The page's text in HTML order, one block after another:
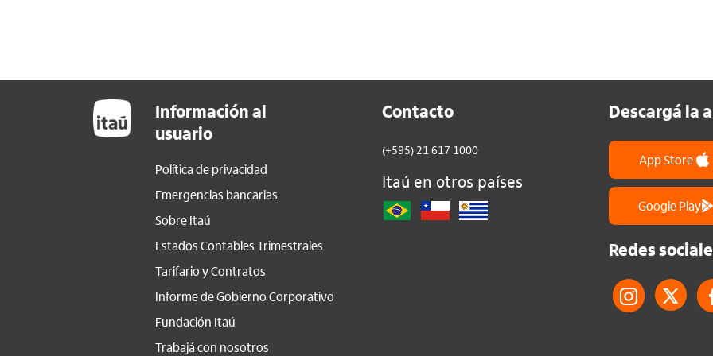
Información al
usuario
Política de privacidad
Emergencias bancarias
Sobre Itaú
Estados Contables Trimestrales
Tarifario y Contratos
Informe de Gobierno Corporativo
Fundación Itaú
Trabajá con nosotros
Contacto
(+595) 21 617 1000
Itaú en otros países
Descargá la
App Store
Google Play
Redes